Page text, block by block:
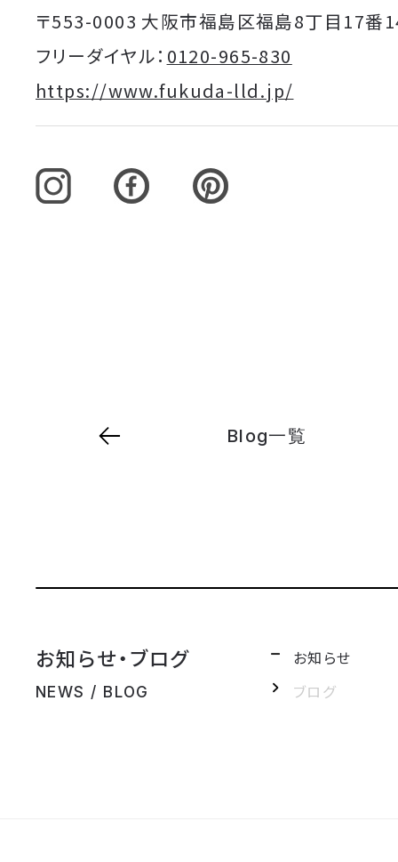
〒553-0003 大阪市福島区福島8丁目17番
フリーダイヤル： 0120-965-830
https://www.fukuda-lld.jp/
Blog一覧
お知らせ・ブログ
NEWS / BLOG
お知らせ
ブログ